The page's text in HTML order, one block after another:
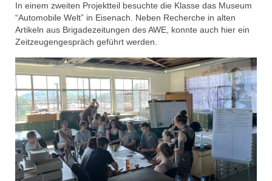
In einem zweiten Projektteil besuchte die Klasse das Museum
“Automobile Welt” in Eisenach. Neben Recherche in alten
Artikeln aus Brigadezeitungen des AWE, konnte auch hier ein
Zeitzeugengespräch geführt werden.